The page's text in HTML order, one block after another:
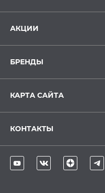
АКЦИИ
БРЕНДЫ
КАРТА САЙТА
КОНТАКТЫ